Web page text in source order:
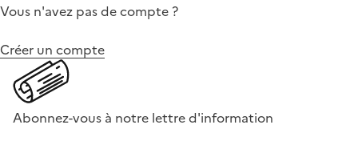
Vous n'avez pas de compte ?
Créer un compte
Abonnez-vous à notre lettre d'information